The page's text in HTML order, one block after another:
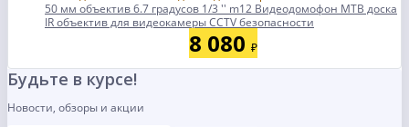
50 мм объектив 6.7 градусов 1/3 '' m12 Видеодомофон МТВ доска
IR объектив для видеокамеры CCTV безопасности
8 080 ₽
Будьте в курсе!
Новости, обзоры и акции